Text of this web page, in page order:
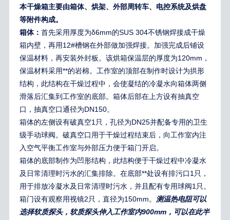
本干燥箱主要由箱体、烘架、外部周转车、电控系统及烘盘
等附件构成。
箱体： 首先采用厚度为δ6mm的SUS 304不锈钢焊接成干燥
箱内壁，再用12#槽钢在外部做加强焊接。加强完成后铺设
保温材料，再安装外封板。该烘箱保温层的厚度为120mm，
保温材料采用**的岩棉。工作室的顶部在制作时设计为拱形
结构，此结构在干燥过程中，会使凝结的冷凝水向箱体两侧
滑落后汇集到工作室的底部。箱体后部在上方设有抽真空
口，抽真空口通径为DN150。
箱体的左侧设有破真空1只，孔径为DN25并配备专用的卫生
级手动球阀。破真空口用于干燥过程结束后，向工作室内注
入空气平衡工作室与外部压力便于箱门开启。
箱体的底部制作为凹形结构，此结构便于干燥过程中冷凝水
及日常清理时污水的汇集排除。在底部**处设有排污口1只，
用于排放冷凝水及日常清理时污水，并且配有专用球阀1只。
箱门设有观察用视镜2只，直径为150mm。 测温热电阻可以
选择软质探头，软质探头伸入工作室内900mm，可以在此半